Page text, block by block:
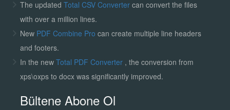
The updated Total CSV Convertercan convert the files
with over a million lines.
New PDF Combine Pro can create multiple line headers
and footers.
In the new Total PDF Converter , the conversion from
xps\oxps to docx was significantly improved.
Bültene Abone Ol